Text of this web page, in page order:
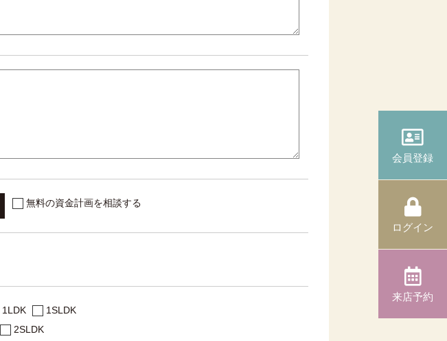
会員登録
ログイン
来店予約
無料の資金計画を相談する
1LDK
1SLDK
2SLDK